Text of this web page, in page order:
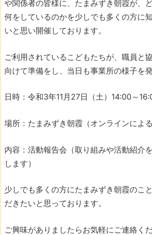
や関係者の皆様に、たまみずき朝霞が、
何をしているのかを少しでも多くの方に
いと思い開催しております。
ご利用されているこどもたちが、職員と
向けて準備をし、当日も事業所の様子を
日時：令和3年11月27日（土）14:00～
場所：たまみずき朝霞（オンラインによる
内容：活動報告会（取り組みや活動紹介
します）
少しでも多くの方にたまみずき朝霞のこ
だきたいと思っております。
ご興味がありましたらお気軽にご連絡く